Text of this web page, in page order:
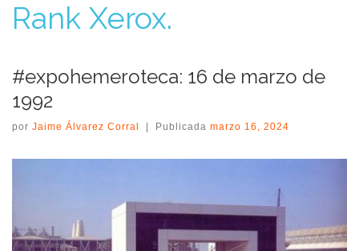
Rank Xerox.
#expohemeroteca: 16 de marzo de
1992
por Jaime Álvarez Corral Publicada marzo 16, 2024